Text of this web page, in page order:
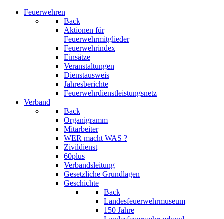
Feuerwehren
Back
Aktionen für
Feuerwehrmitglieder
Feuerwehrindex
Einsätze
Veranstaltungen
Dienstausweis
Jahresberichte
Feuerwehrdienstleistungsnetz
Verband
Back
Organigramm
Mitarbeiter
WER macht WAS ?
Zivildienst
60plus
Verbandsleitung
Gesetzliche Grundlagen
Geschichte
Back
Landesfeuerwehrmuseum
150 Jahre